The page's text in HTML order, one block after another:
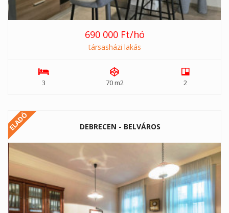
690 000 Ft/hó
társasházi lakás
3 70 m2 2
ELADÓ DEBRECEN - BELVÁROS